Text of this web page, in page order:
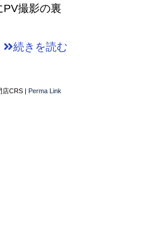
撮影の裏
続きを読む
店CRS | Perma Link